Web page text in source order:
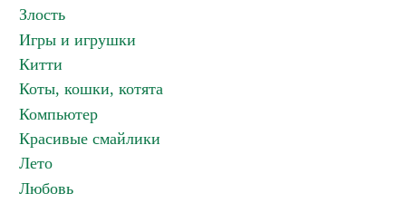
Злость
Игры и игрушки
Китти
Коты, кошки, котята
Компьютер
Красивые смайлики
Лето
Любовь